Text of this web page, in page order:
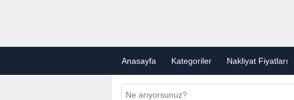
Anasayfa Kategoriler Nakliyat Fiyatları